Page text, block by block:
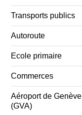
Transports publics
Autoroute
Ecole primaire
Commerces
Aéroport de Genève
(GVA)